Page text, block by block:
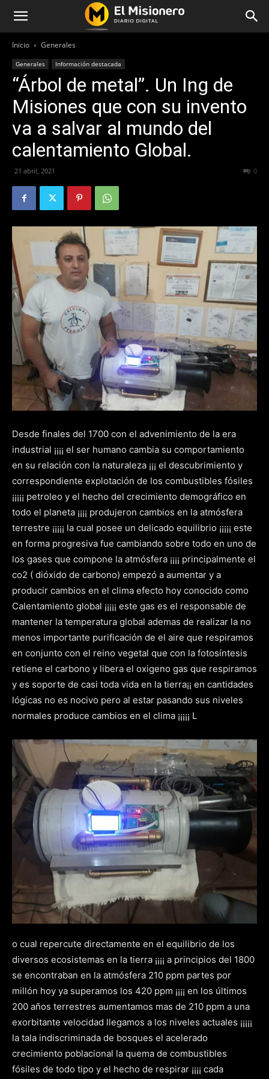
Inicio Generales
Generales Información destacada
“Árbol de metal”. Un Ing de
Misiones que con su invento
va a salvar al mundo del
calentamiento Global.
21 abril, 2021 0
Desde finales del 1700 con el advenimiento de la era
industrial ¡¡¡¡ el ser humano cambia su comportamiento
en su relación con la naturaleza ¡¡¡ el descubrimiento y
correspondiente explotación de los combustibles fósiles
¡¡¡¡¡ petroleo y el hecho del crecimiento demográfico en
todo el planeta ¡¡¡¡ produjeron cambios en la atmósfera
terrestre ¡¡¡¡¡ la cual posee un delicado equilibrio ¡¡¡¡¡ este
en forma progresiva fue cambiando sobre todo en uno de
los gases que compone la atmósfera ¡¡¡¡ principalmente el
co2 ( dióxido de carbono) empezó a aumentar y a
producir cambios en el clima efecto hoy conocido como
Calentamiento global ¡¡¡¡¡ este gas es el responsable de
mantener la temperatura global ademas de realizar la no
menos importante purificación de el aire que respiramos
en conjunto con el reino vegetal que con la fotosíntesis
retiene el carbono y libera el oxigeno gas que respiramos
y es soporte de casi toda vida en la tierra¡¡ en cantidades
lógicas no es nocivo pero al estar pasando sus niveles
normales produce cambios en el clima ¡¡¡¡¡ L
o cual repercute directamente en el equilibrio de los
diversos ecosistemas en la tierra ¡¡¡¡ a principios del 1800
se encontraban en la atmósfera 210 ppm partes por
millón hoy ya superamos los 420 ppm ¡¡¡¡ en los últimos
200 años terrestres aumentamos mas de 210 ppm a una
exorbitante velocidad llegamos a los niveles actuales ¡¡¡¡¡
la tala indiscriminada de bosques el acelerado
crecimiento poblacional la quema de combustibles
fósiles de todo tipo y el hecho de respirar ¡¡¡¡ cada